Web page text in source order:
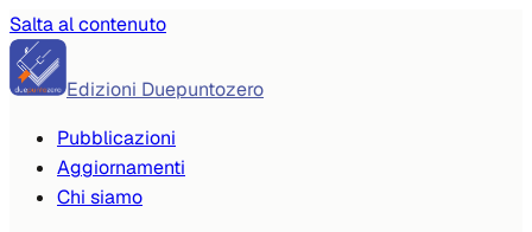
Salta al contenuto
Edizioni Duepuntozero
Pubblicazioni
Aggiornamenti
Chi siamo